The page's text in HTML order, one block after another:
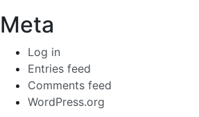
Meta
Log in
Entries feed
Comments feed
WordPress.org